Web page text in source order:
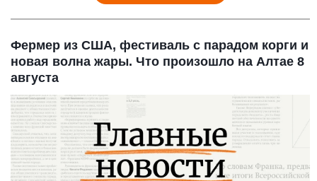
Фермер из США, фестиваль с парадом корги и
новая волна жары. Что произошло на Алтае 8
августа